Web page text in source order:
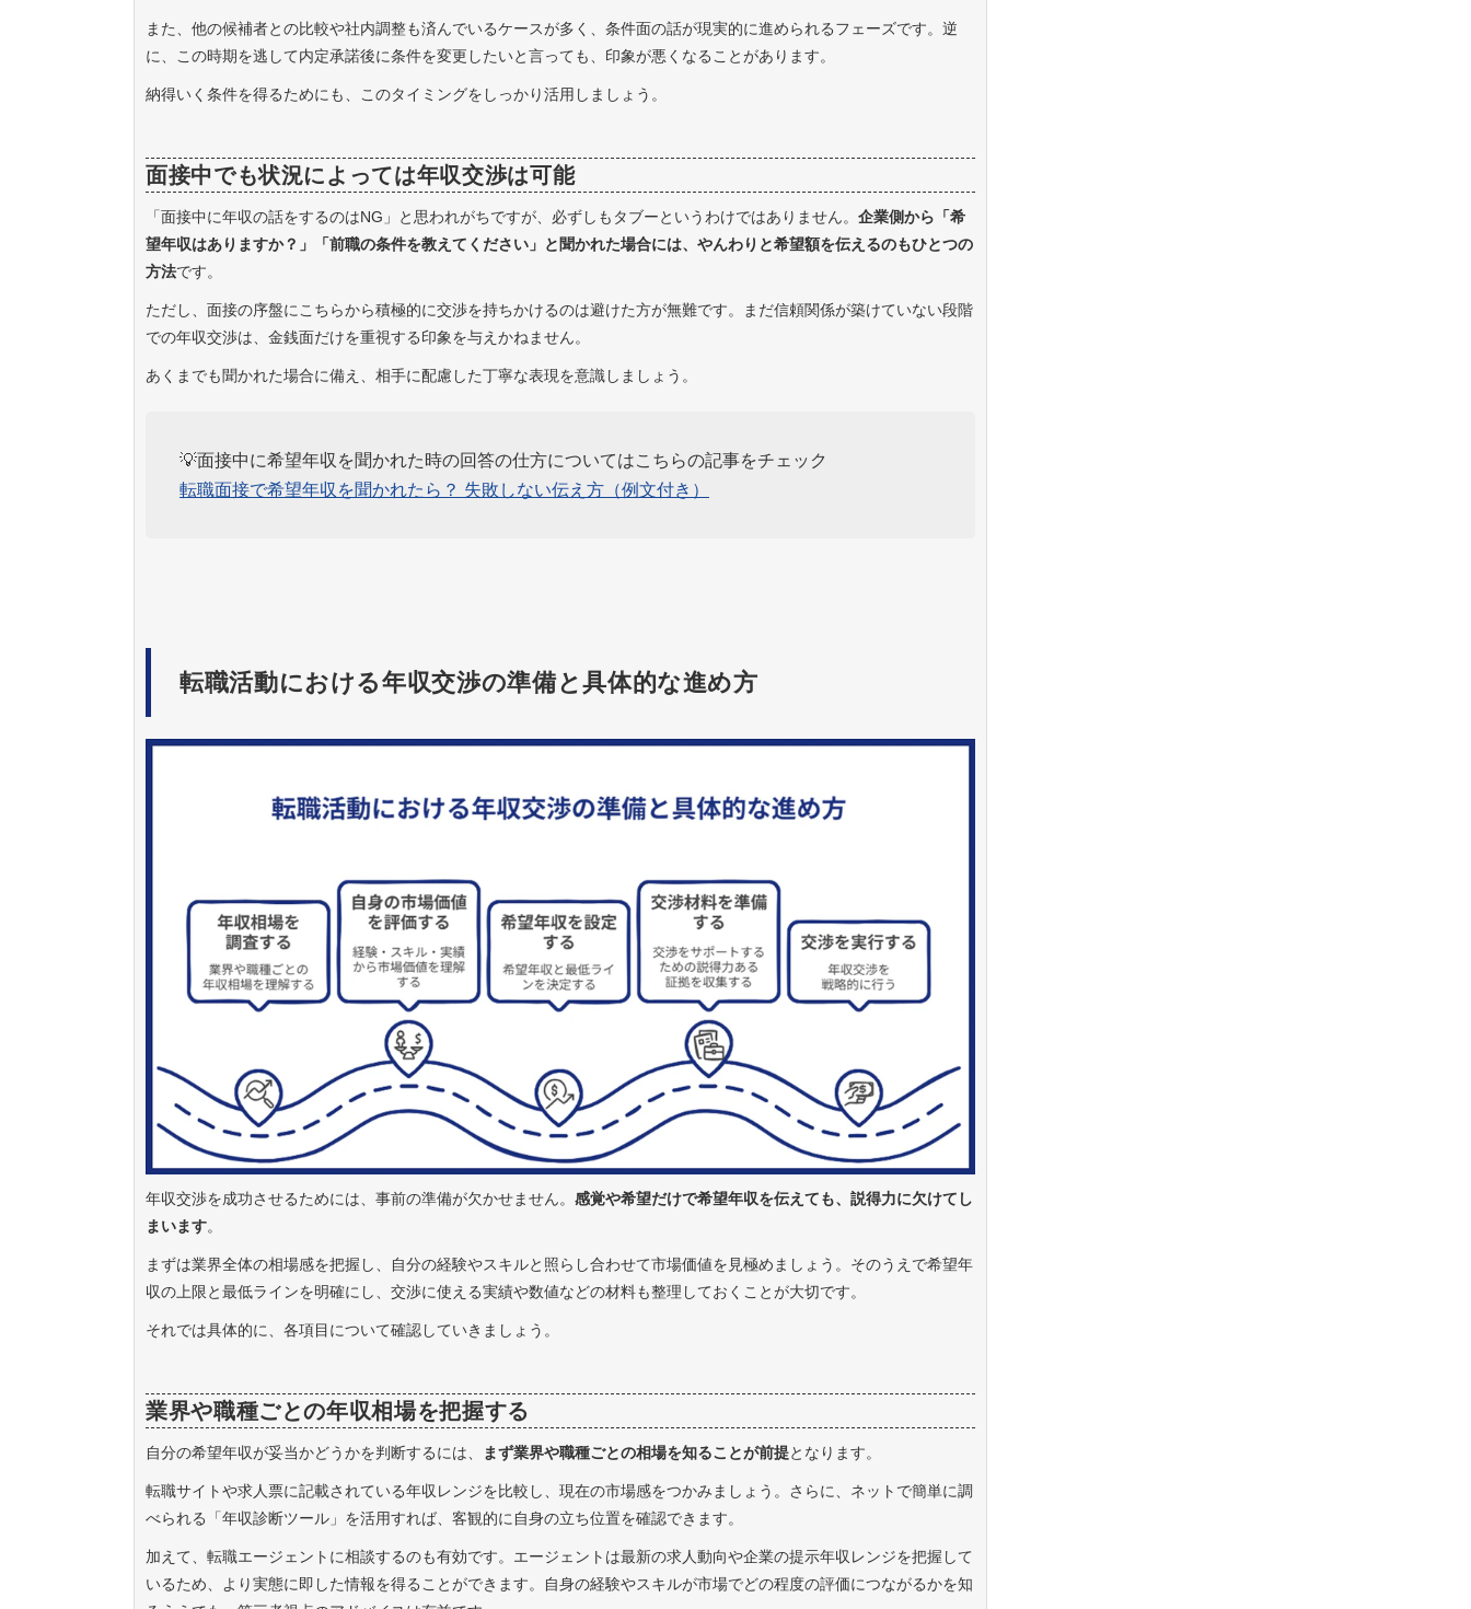
また、他の候補者との比較や社内調整も済んでいるケースが多く、条件面の話が現実的に進められるフェーズです。逆
に、この時期を逃して内定承諾後に条件を変更したいと言っても、印象が悪くなることがあります。
納得いく条件を得るためにも、このタイミングをしっかり活用しましょう。
面接中でも状況によっては年収交渉は可能
「面接中に年収の話をするのはNG」と思われがちですが、必ずしもタブーというわけではありません。 企業側から「希
望年収はありますか？」「前職の条件を教えてください」と聞かれた場合には、やんわりと希望額を伝えるのもひとつの
方法です。
ただし、面接の序盤にこちらから積極的に交渉を持ちかけるのは避けた方が無難です。まだ信頼関係が築けていない段階
での年収交渉は、金銭面だけを重視する印象を与えかねません。
あくまでも聞かれた場合に備え、相手に配慮した丁寧な表現を意識しましょう。
💡面接中に希望年収を聞かれた時の回答の仕方についてはこちらの記事をチェック
転職面接で希望年収を聞かれたら？ 失敗しない伝え方（例文付き）
転職活動における年収交渉の準備と具体的な進め方
年収交渉を成功させるためには、事前の準備が欠かせません。 感覚や希望だけで希望年収を伝えても、説得力に欠けてし
まいます。
まずは業界全体の相場感を把握し、自分の経験やスキルと照らし合わせて市場価値を見極めましょう。そのうえで希望年
収の上限と最低ラインを明確にし、交渉に使える実績や数値などの材料も整理しておくことが大切です。
それでは具体的に、各項目について確認していきましょう。
業界や職種ごとの年収相場を把握する
自分の希望年収が妥当かどうかを判断するには、 まず業界や職種ごとの相場を知ることが前提となります。
転職サイトや求人票に記載されている年収レンジを比較し、現在の市場感をつかみましょう。さらに、ネットで簡単に調
べられる「年収診断ツール」を活用すれば、客観的に自身の立ち位置を確認できます。
加えて、転職エージェントに相談するのも有効です。エージェントは最新の求人動向や企業の提示年収レンジを把握して
いるため、より実態に即した情報を得ることができます。自身の経験やスキルが市場でどの程度の評価につながるかを知